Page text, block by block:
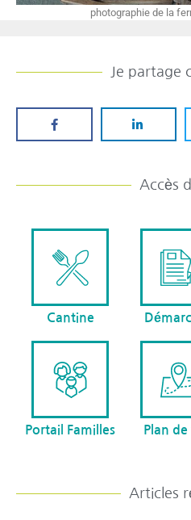
photographie de la
Je partage
Accès
Cantine
Portail Familles Plan de
Articles